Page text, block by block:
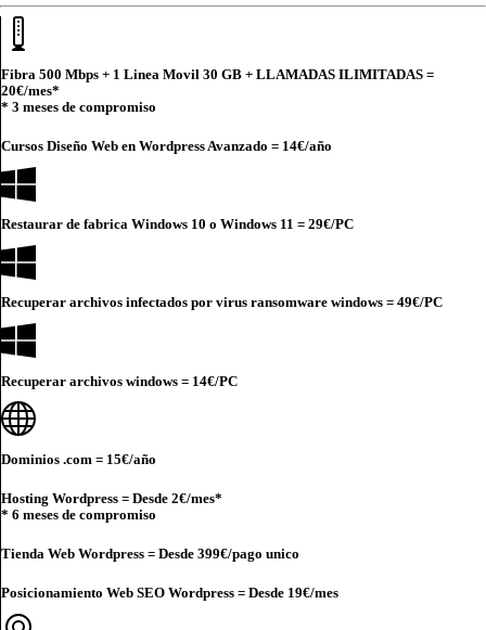
Fibra 500 Mbps + 1 Linea Movil 30 GB + LLAMADAS ILIMITADAS =
20€/mes*
* 3 meses de compromiso
Cursos Diseño Web en Wordpress Avanzado = 14€/año
Restaurar de fabrica Windows 10 o Windows 11 = 29€/PC
Recuperar archivos infectados por virus ransomware windows = 49€/PC
Recuperar archivos windows = 14€/PC
Dominios .com = 15€/año
Hosting Wordpress = Desde 2€/mes*
* 6 meses de compromiso
Tienda Web Wordpress = Desde 399€/pago unico
Posicionamiento Web SEO Wordpress = Desde 19€/mes